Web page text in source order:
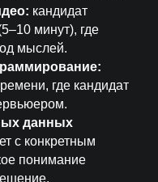
кандидат
минут), где
мыслей.
где кандидат
данных
с конкретным
понимание